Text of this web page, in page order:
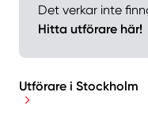
Det verkar inte
Hitta utförare här!
Utförare i Stockholm